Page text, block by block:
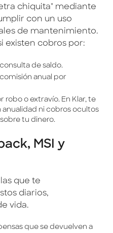
chiquita" mediante
con un uso
de mantenimiento.
existen cobros por:
de saldo.
anual por
robo o extravío. En Klar, te
ni cobros ocultos
tu dinero.
MSI y
que te
diarios,
vida.
que se devuelven a